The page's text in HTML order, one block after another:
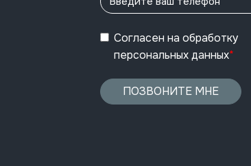
Согласен на обработку
персональных данных*
ПОЗВОНИТЕ МНЕ